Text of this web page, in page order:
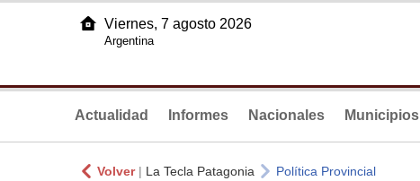
Viernes, 7 agosto 2026
Argentina
Actualidad Informes Nacionales Municipios
Volver| La Tecla Patagonia Política Provincial